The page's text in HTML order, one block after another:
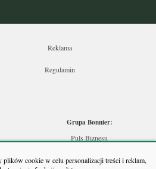
cookie w celu personalizacji treści i reklam,
Reklama
Regulamin
Grupa Bonnier:
Puls Biznesu
Puls Medycyny